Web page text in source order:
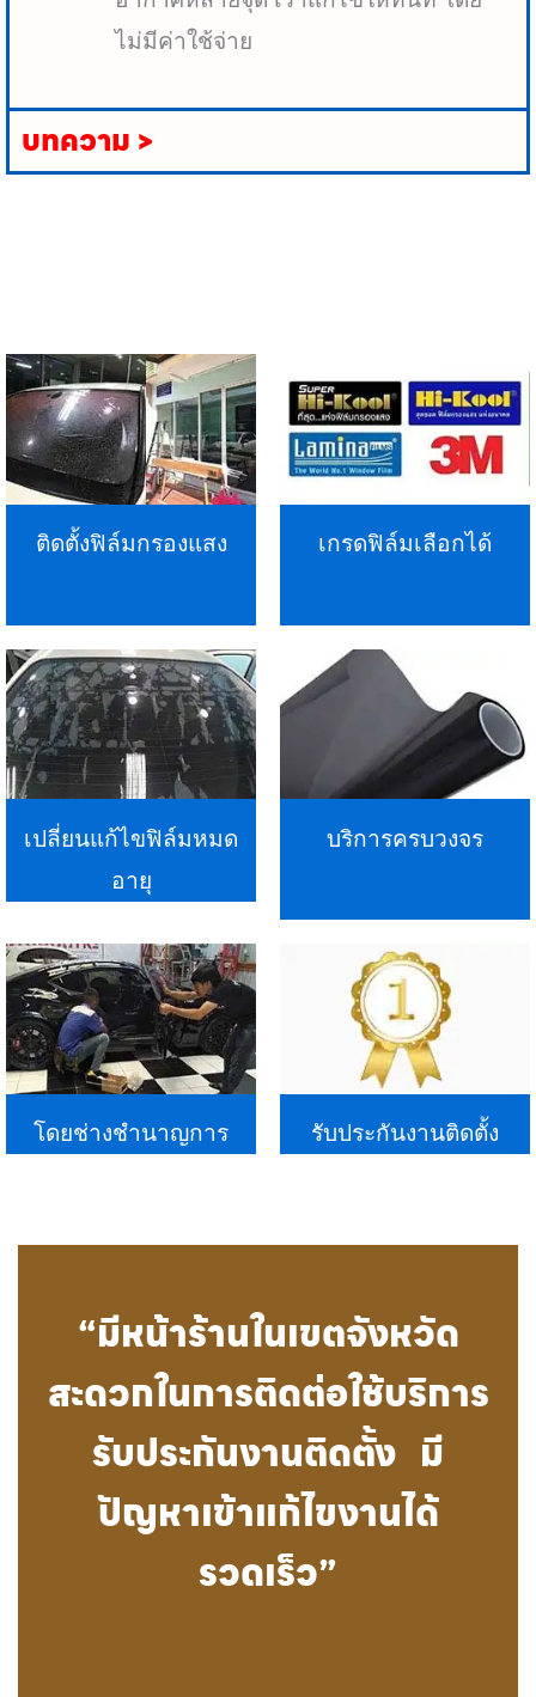
ไม่มีค่าใช้จ่าย
บทความ >
ติดตั้งฟิล์มกรองแสง เกรดฟิล์มเลือกได้
เปลี่ยนแก้ไขฟิล์มหมด
อายุ
บริการครบวงจร
โดยช่างชำนาญการ รับประกันงานติดตั้ง
“มีหน้าร้านในเขตจังหวัด
สะดวกในการติดต่อใช้บริการ
รับประกันงานติดตั้ง มี
ปัญหาเข้าแก้ไขงานได้
รวดเร็ว”